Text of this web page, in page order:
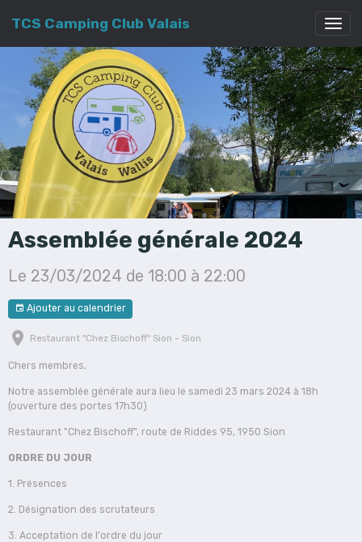
TCS Camping Club Valais
Assemblée générale 2024
Le 23/03/2024 de 18:00 à 22:00
Ajouter au calendrier
Restaurant "Chez Bischoff" Sion - Sion
Chers membres,
Notre assemblée générale aura lieu le samedi 23 mars 2024 à 18h
(ouverture des portes 17h30)
Restaurant "Chez Bischoff", route de Riddes 95, 1950 Sion
ORDRE DU JOUR
1. Présences
2. Désignation des scrutateurs
3. Acceptation de l'ordre du jour